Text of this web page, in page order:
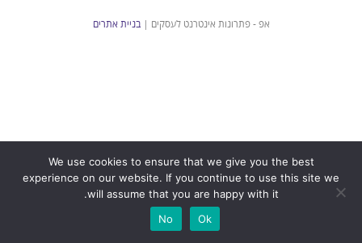
אפ - פתרונות אינטרנט לעסקים |בניית אתרים
We use cookies to ensure that we give you the best
experience on our website. If you continue to use this site we
will assume that you are happy with it.
Ok
No